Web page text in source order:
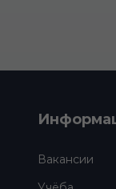
Вакансии